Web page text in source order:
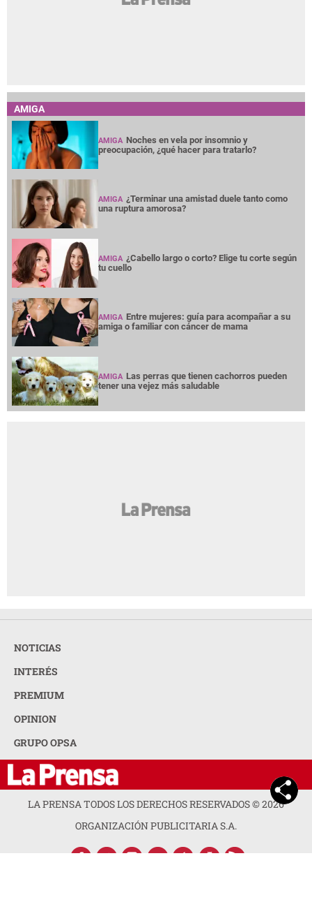
AMIGA
AMIGA Noches en vela por insomnio y
preocupación, ¿qué hacer para tratarlo?
AMIGA ¿Terminar una amistad duele tanto como
una ruptura amorosa?
AMIGA ¿Cabello largo o corto? Elige tu corte según
tu cuello
AMIGA Entre mujeres: guía para acompañar a su
amiga o familiar con cáncer de mama
AMIGA Las perras que tienen cachorros pueden
tener una vejez más saludable
NOTICIAS
INTERÉS
PREMIUM
OPINION
GRUPO OPSA
LA PRENSA TODOS LOS DERECHOS RESERVADOS ©2026
ORGANIZACIÓN PUBLICITARIA S.A.